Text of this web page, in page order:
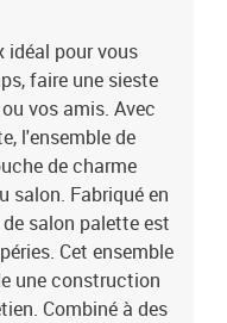
tissu (100 %
central : 70 x 70 x 67 cm
x 30 cm (l x P x
est requisCapacité de
livraison contient :2 x
x coussin de siège8 x
idéal pour vous
faire une sieste
vos amis. Avec
l'ensemble de
de charme
salon. Fabriqué en
salon palette est
Cet ensemble
une construction
Combiné à des